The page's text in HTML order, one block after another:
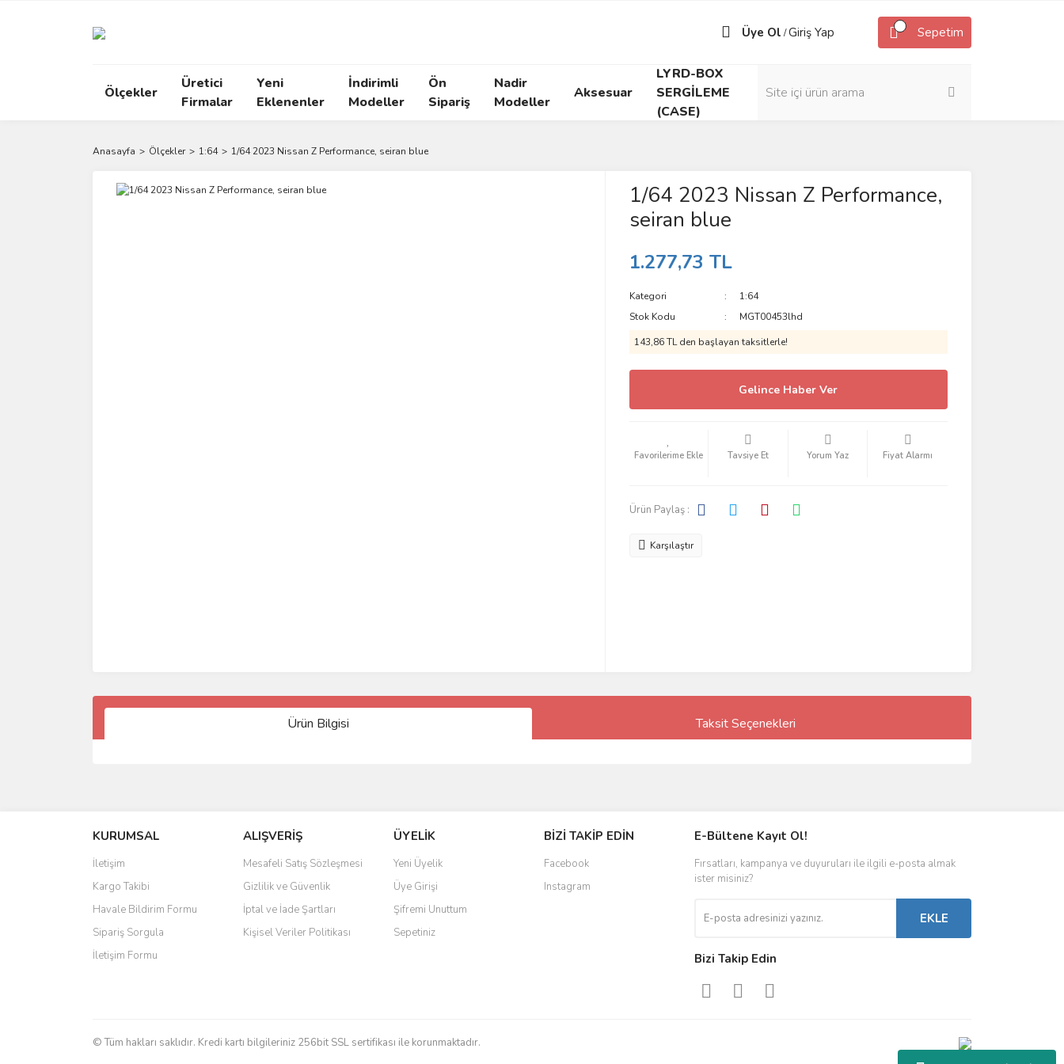
Üye Ol /Giriş Yap Sepetim
Ölçekler
Üretici
Firmalar
Yeni
Eklenenler
İndirimli
Modeller
Ön
Sipariş
Nadir
Modeller
Aksesuar
LYRD-BOX
SERGİLEME
(CASE)
Anasayfa Ölçekler 1:64 1/64 2023 Nissan Z Performance, seiran blue
1/64 2023 Nissan Z Performance,
seiran blue
1.277,73 TL
Kategori
1:64
Stok Kodu
MGT00453lhd
143,86 TL den başlayan taksitlerle!
Gelince Haber Ver
Tavsiye Et Yorum Yaz Fiyat Alarmı
Ürün Paylaş :
Karşılaştır
Ürün Bilgisi Taksit Seçenekleri
KURUMSAL
İletişim
Kargo Takibi
Havale Bildirim Formu
Sipariş Sorgula
İletişim Formu
ALIŞVERİŞ
Mesafeli Satış Sözleşmesi
Gizlilik ve Güvenlik
İptal ve İade Şartları
Kişisel Veriler Politikası
ÜYELİK
Yeni Üyelik
Üye Girişi
Şifremi Unuttum
Sepetiniz
BİZİ TAKİP EDİN
Facebook
Instagram
E-Bültene Kayıt Ol!
Fırsatları, kampanya ve duyuruları ile ilgili e-posta almak
ister misiniz?
EKLE
Bizi Takip Edin
© Tüm hakları saklıdır. Kredi kartı bilgileriniz 256bit SSL sertifikası ile korunmaktadır.